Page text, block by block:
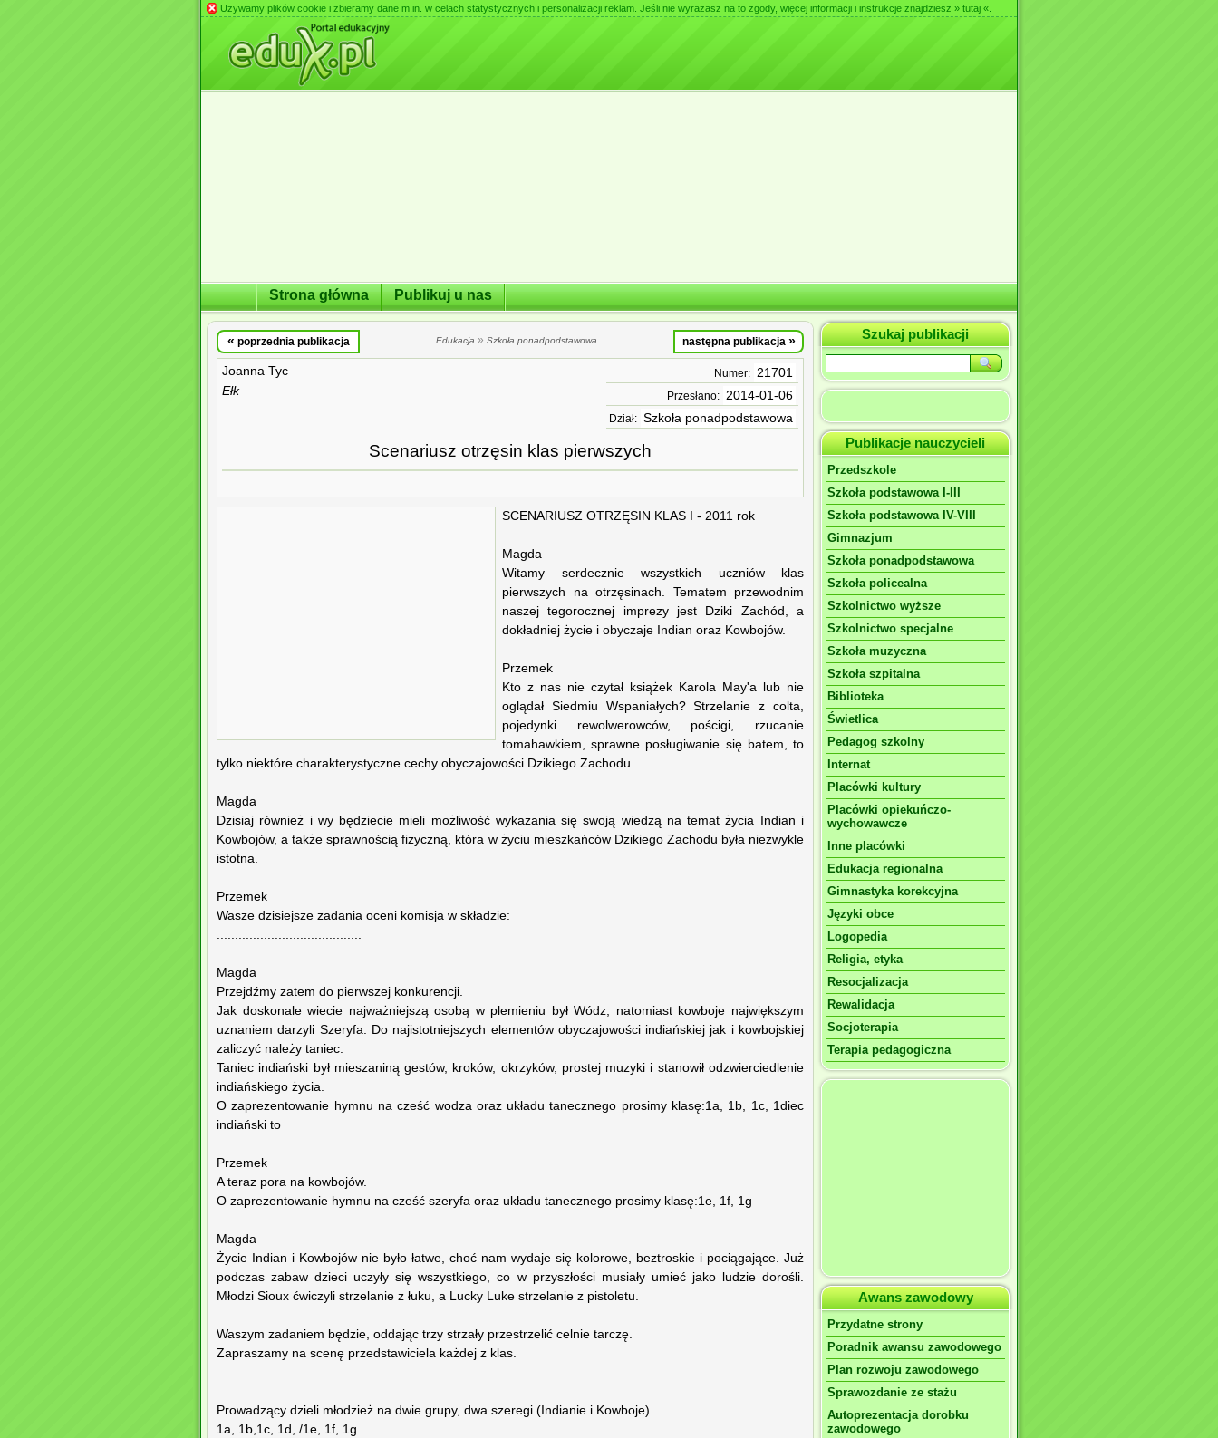
Używamy plików cookie i zbieramy dane m.in. w celach statystycznych i personalizacji reklam. Jeśli nie wyrażasz na to zgody, więcej informacji i instrukcje znajdziesz » tutaj «
Strona główna Publikuj u nas
« poprzednia publikacja Edukacja » Szkoła ponadpodstawowa następna publikacja »
Joanna Tyc
Ełk
Numer: 21701
Przesłano: 2014-01-06
Dział: Szkoła ponadpodstawowa
Scenariusz otrzęsin klas pierwszych
SCENARIUSZ OTRZĘSIN KLAS I - 2011 rok
Magda
Witamy serdecznie wszystkich uczniów klas
pierwszych na otrzęsinach. Tematem przewodnim
naszej tegorocznej imprezy jest Dziki Zachód, a
dokładniej życie i obyczaje Indian oraz Kowbojów.
Przemek
Kto z nas nie czytał książek Karola May'a lub nie
oglądał Siedmiu Wspaniałych? Strzelanie z colta,
pojedynki rewolwerowców, pościgi, rzucanie
tomahawkiem, sprawne posługiwanie się batem, to
tylko niektóre charakterystyczne cechy obyczajowości Dzikiego Zachodu.
Magda
Dzisiaj również i wy będziecie mieli możliwość wykazania się swoją wiedzą na temat życia Indian i
Kowbojów, a także sprawnością fizyczną, która w życiu mieszkańców Dzikiego Zachodu była niezwykle
istotna.
Przemek
Wasze dzisiejsze zadania oceni komisja w składzie:
........................................
Magda
Przejdźmy zatem do pierwszej konkurencji.
Jak doskonale wiecie najważniejszą osobą w plemieniu był Wódz, natomiast kowboje największym
uznaniem darzyli Szeryfa. Do najistotniejszych elementów obyczajowości indiańskiej jak i kowbojskiej
zaliczyć należy taniec.
Taniec indiański był mieszaniną gestów, kroków, okrzyków, prostej muzyki i stanowił odzwierciedlenie
indiańskiego życia.
O zaprezentowanie hymnu na cześć wodza oraz układu tanecznego prosimy klasę:1a, 1b, 1c, 1diec
indiański to
Przemek
A teraz pora na kowbojów.
O zaprezentowanie hymnu na cześć szeryfa oraz układu tanecznego prosimy klasę:1e, 1f, 1g
Magda
Życie Indian i Kowbojów nie było łatwe, choć nam wydaje się kolorowe, beztroskie i pociągające. Już
podczas zabaw dzieci uczyły się wszystkiego, co w przyszłości musiały umieć jako ludzie dorośli.
Młodzi Sioux ćwiczyli strzelanie z łuku, a Lucky Luke strzelanie z pistoletu.
Waszym zadaniem będzie, oddając trzy strzały przestrzelić celnie tarczę.
Zapraszamy na scenę przedstawiciela każdej z klas.
Prowadzący dzieli młodzież na dwie grupy, dwa szeregi (Indianie i Kowboje)
1a, 1b,1c, 1d, /1e, 1f, 1g
Szukaj publikacji
Publikacje nauczycieli
Przedszkole
Szkoła podstawowa I-III
Szkoła podstawowa IV-VIII
Gimnazjum
Szkoła ponadpodstawowa
Szkoła policealna
Szkolnictwo wyższe
Szkolnictwo specjalne
Szkoła muzyczna
Szkoła szpitalna
Biblioteka
Świetlica
Pedagog szkolny
Internat
Placówki kultury
Placówki opiekuńczo-
wychowawcze
Inne placówki
Edukacja regionalna
Gimnastyka korekcyjna
Języki obce
Logopedia
Religia, etyka
Resocjalizacja
Rewalidacja
Socjoterapia
Terapia pedagogiczna
Awans zawodowy
Przydatne strony
Poradnik awansu zawodowego
Plan rozwoju zawodowego
Sprawozdanie ze stażu
Autoprezentacja dorobku
zawodowego